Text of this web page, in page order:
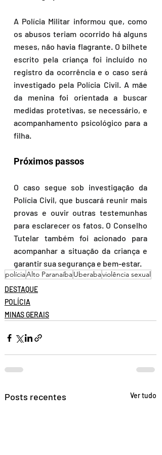
A Polícia Militar informou que, como
os abusos teriam ocorrido há alguns
meses, não havia flagrante. O bilhete
escrito pela criança foi incluído no
registro da ocorrência e o caso será
investigado pela Polícia Civil. A mãe
da menina foi orientada a buscar
medidas protetivas, se necessário, e
acompanhamento psicológico para a
filha.
Próximos passos
O caso segue sob investigação da
Polícia Civil, que buscará reunir mais
provas e ouvir outras testemunhas
para esclarecer os fatos. O Conselho
Tutelar também foi acionado para
acompanhar a situação da criança e
garantir sua segurança e bem-estar.
políciaAlto ParanaíbaUberabaviolência sexual
DESTAQUE
POLÍCIA
MINAS GERAIS
Posts recentes Ver tudo